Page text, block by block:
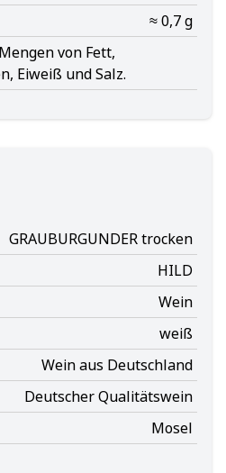
≈ 0,7 g
von Fett,
Eiweiß und Salz.
GRAUBURGUNDER trocken
HILD
Wein
weiß
Wein aus Deutschland
Deutscher Qualitätswein
Mosel